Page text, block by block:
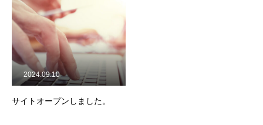
サイトオープンしました。
2024.09.10